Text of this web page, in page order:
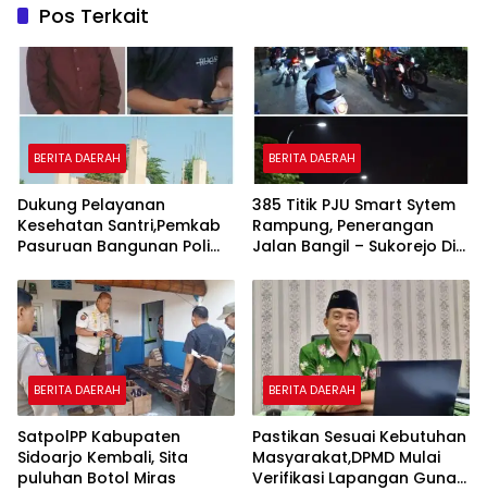
Pos Terkait
BERITA DAERAH
Dukung Pelayanan
Kesehatan Santri,Pemkab
Pasuruan Bangunan Poli
BERITA DAERAH
385 Titik PJU Smart Sytem
Rampung, Penerangan
Jalan Bangil – Sukorejo Di
BERITA DAERAH
SatpolPP Kabupaten
Sidoarjo Kembali, Sita
puluhan Botol Miras
BERITA DAERAH
Pastikan Sesuai Kebutuhan
Masyarakat,DPMD Mulai
Verifikasi Lapangan Guna